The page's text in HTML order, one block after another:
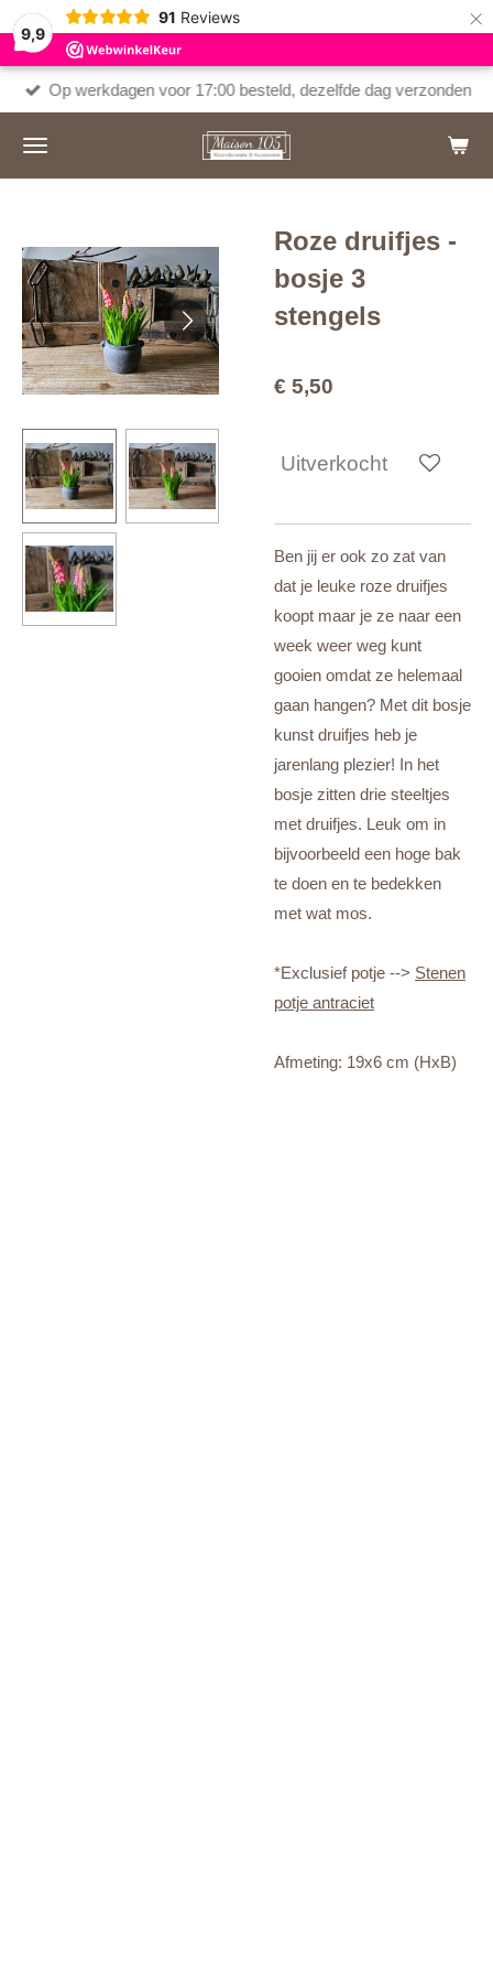
9,9
91 Reviews ×
Op werkdagen voor 17:00 besteld, dezelfde dag verzonden
Roze druifjes -
bosje 3
stengels
€ 5,50
Uitverkocht
Ben jij er ook zo zat van
dat je leuke roze druifjes
koopt maar je ze naar een
week weer weg kunt
gooien omdat ze helemaal
gaan hangen? Met dit bosje
kunst druifjes heb je
jarenlang plezier! In het
bosje zitten drie steeltjes
met druifjes. Leuk om in
bijvoorbeeld een hoge bak
te doen en te bedekken
met wat mos.
*Exclusief potje --> Stenen
potje antraciet
Afmeting: 19x6 cm (HxB)